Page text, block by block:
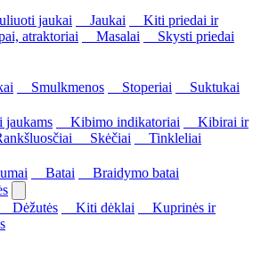
jaukai Jaukai
Kiti priedai ir
atraktoriai Masalai
Skysti priedai
Smulkmenos Stoperiai
Suktukai
Kibimo indikatoriai
Kibirai ir
Skėčiai
Tinkleliai
Batai
Braidymo batai
Dėžutės Kiti dėklai
Kuprinės ir